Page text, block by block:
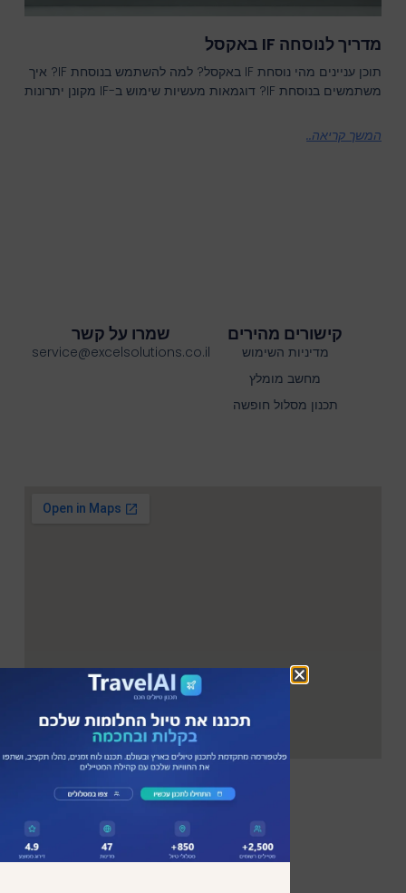
מדריך לנוסחה IF באקסל
תוכן עניינים מהי נוסחת IF באקסל? למה להשתמש בנוסחת IF? איך
משתמשים בנוסחת IF? דוגמאות מעשיות שימוש ב-IF מקונן יתרונות
המשך קריאה..
קישורים מהירים
מדיניות השימוש
מחשב מומלץ
תכנון מסלול חופשה
שמרו על קשר
service@excelsolutions.co.il